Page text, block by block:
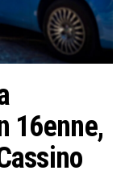
n
e
16enne,